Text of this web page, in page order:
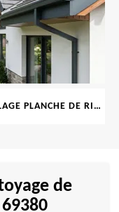
HABILLAGE PLANCHE DE RIVE 69
de